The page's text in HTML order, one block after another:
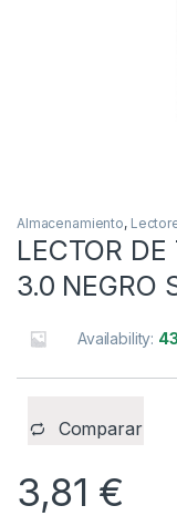
Almacenamiento,
LECTOR
3.0 NEGRO
Availability:
Comparar
3,81 €